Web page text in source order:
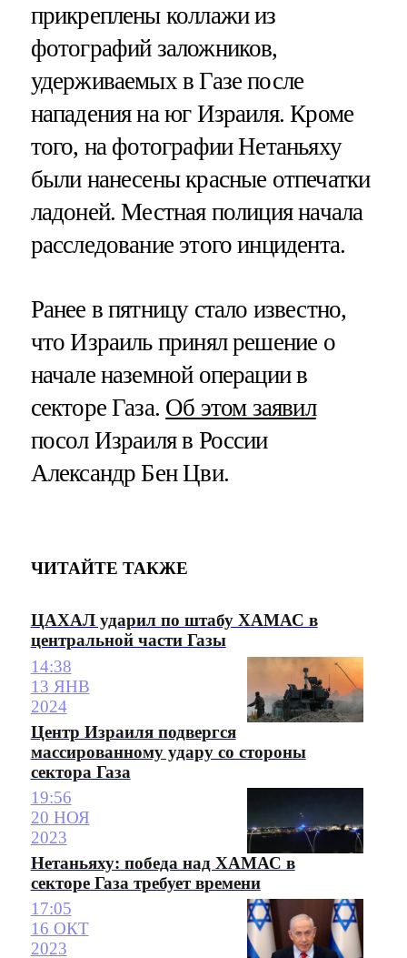
прикреплены коллажи из
фотографий заложников,
удерживаемых в Газе после
нападения на юг Израиля. Кроме
того, на фотографии Нетаньяху
были нанесены красные отпечатки
ладоней. Местная полиция начала
расследование этого инцидента.
Ранее в пятницу стало известно,
что Израиль принял решение о
начале наземной операции в
секторе Газа. Об этом заявил
посол Израиля в России
Александр Бен Цви.
ЧИТАЙТЕ ТАКЖЕ
ЦАХАЛ ударил по штабу ХАМАС в
центральной части Газы
14:38
13 ЯНВ
2024
Центр Израиля подвергся
массированному удару со стороны
сектора Газа
19:56
20 НОЯ
2023
Нетаньяху: победа над ХАМАС в
секторе Газа требует времени
17:05
16 ОКТ
2023